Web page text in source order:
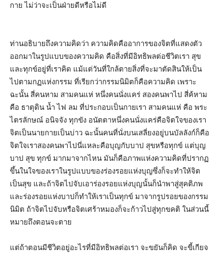
กาย ไม่ว่าจะเป็นฝ่ายดีหรือไม่ดี
ท่านอธิบายถึงความคิดว่า ความคิดคืออาการของจิตที่แสดงตัว
ออกมาในรูปแบบของความคิด คือสิ่งที่มีอิทธิพลต่อชีวิตเรา สุข
และทุกข์อยู่ที่เราคิด แม้แต่วันที่ใกล้ตายสิ่งที่จะมาตัดสินให้เป็น
ไปตามกฏแห่งกรรม ที่เรียกว่ากรรมนิมิตก็คือความคิด เพราะ
ฉะนั้น สี่คนหาม สามคนแห่ หนึ่งคนนั่งแคร่ สองคนพาไป สี่ค้หาม
คือ ธาตุดิน น้ำ ไฟ ลม ที่ประกอบเป็นกายเรา สามคนแห่ คือ พระ
ไตรลักษณ์ อนิจจัง ทุกขัง อนัตตาหนึ่งคนนั่งแคร่คือจิตใจของเรา
จิตเป็นนายกายเป็นบ่าว ฉะนั้นคนที่นั่งบนเสลี่ยงอยู่บนบัลลังก์ก็คือ
จิตใจเราสองคนพาไปนี่แหละคือบุญกับบาป สุขหรือทุกข์ แต่บุญ
บาป สุข ทุกข์ มากมาจากไหน มันก็คือภาพแห่งความคิดที่ปรากฏ
ขึ้นในใจของเราในรูปแบบของร่องรอยแห่งบุญซึ่งก็จะทำให้จิต
เป็นสุข และถ้าจิตไปจับเอาร่องรอยแห่งบุญนั้นก็นำพาสู่สุคติภพ
และร่องรอยแห่งบาปก็ทำให้เราเป็นทุกข์ มาจากรูปรอยของกรรม
นิมิต ถ้าจิตไปจับหรือจิตเศร้าหมองก็จะก้าวไปสู่ทุกขคติ ในส่วนนี้
หมายถึงตอนจะตาย
แต่ถ้าตอนมีชีวิตอยู่อะไรที่มีอิทธิพลต่อเรา จะขยันก็คิด จะขี้เกียจ